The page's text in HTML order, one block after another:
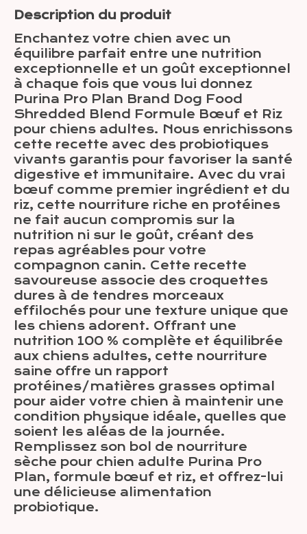
Description du produit
Enchantez votre chien avec un
équilibre parfait entre une nutrition
exceptionnelle et un goût exceptionnel
à chaque fois que vous lui donnez
Purina Pro Plan Brand Dog Food
Shredded Blend Formule Bœuf et Riz
pour chiens adultes. Nous enrichissons
cette recette avec des probiotiques
vivants garantis pour favoriser la santé
digestive et immunitaire. Avec du vrai
bœuf comme premier ingrédient et du
riz, cette nourriture riche en protéines
ne fait aucun compromis sur la
nutrition ni sur le goût, créant des
repas agréables pour votre
compagnon canin. Cette recette
savoureuse associe des croquettes
dures à de tendres morceaux
effilochés pour une texture unique que
les chiens adorent. Offrant une
nutrition 100 % complète et équilibrée
aux chiens adultes, cette nourriture
saine offre un rapport
protéines/matières grasses optimal
pour aider votre chien à maintenir une
condition physique idéale, quelles que
soient les aléas de la journée.
Remplissez son bol de nourriture
sèche pour chien adulte Purina Pro
Plan, formule bœuf et riz, et offrez-lui
une délicieuse alimentation
probiotique.